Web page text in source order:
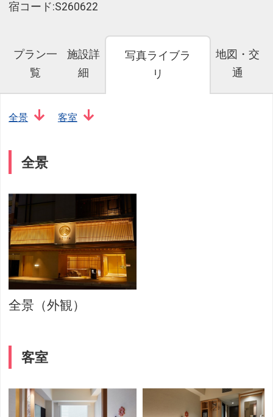
宿コード:S260622
プラン一
覧
施設詳
細
写真ライブラ
リ
地図・交
通
全景 客室
全景
全景（外観）
客室